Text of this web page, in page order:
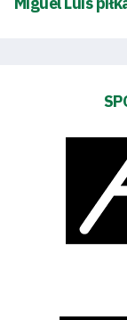
Regulaminy
Warciarzy